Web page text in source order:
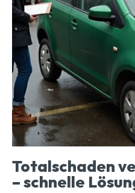
Totalschaden
– schnelle